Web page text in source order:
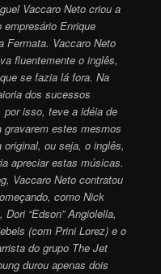
Vaccaro Neto criou a
empresário Enrique
Fermata. Vaccaro Neto
fluentemente o inglês,
se fazia lá fora. Na
dos sucessos
por isso, teve a idéia de
estes mesmos
ou seja, o inglês,
apreciar estas músicas.
Vaccaro Neto contratou
como Nick
“Edson” Angiolella,
(com Prini Lorez) e o
do grupo The Jet
durou apenas dois